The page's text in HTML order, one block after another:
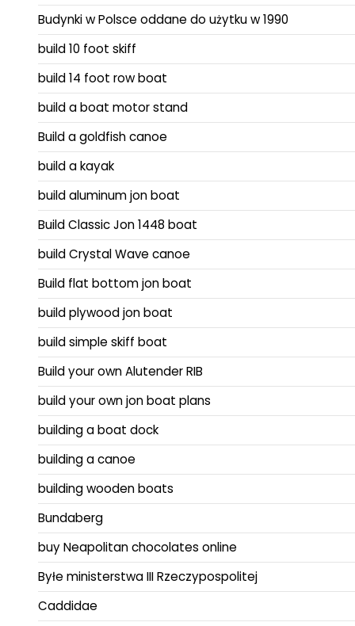
Budynki w Polsce oddane do użytku w 1990
build 10 foot skiff
build 14 foot row boat
build a boat motor stand
Build a goldfish canoe
build a kayak
build aluminum jon boat
Build Classic Jon 1448 boat
build Crystal Wave canoe
Build flat bottom jon boat
build plywood jon boat
build simple skiff boat
Build your own Alutender RIB
build your own jon boat plans
building a boat dock
building a canoe
building wooden boats
Bundaberg
buy Neapolitan chocolates online
Byłe ministerstwa III Rzeczypospolitej
Caddidae